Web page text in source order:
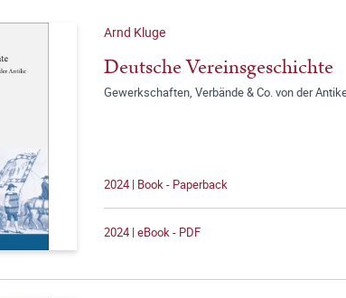
Arnd Kluge
Deutsche Vereinsgeschichte
Gewerkschaften, Verbände & Co. von der
2024 | Book - Paperback
2024 | eBook - PDF